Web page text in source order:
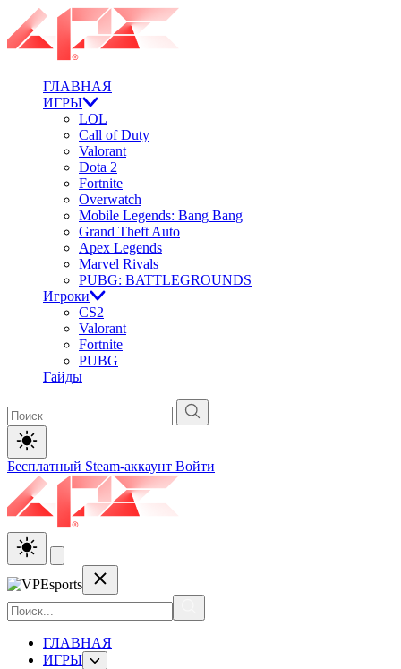
ГЛАВНАЯ
ИГРЫ
LOL
Call of Duty
Valorant
Dota 2
Fortnite
Overwatch
Mobile Legends: Bang Bang
Grand Theft Auto
Apex Legends
Marvel Rivals
PUBG: BATTLEGROUNDS
Игроки
CS2
Valorant
Fortnite
PUBG
Гайды
Бесплатный Steam-аккаунт Войти
ГЛАВНАЯ
ИГРЫ